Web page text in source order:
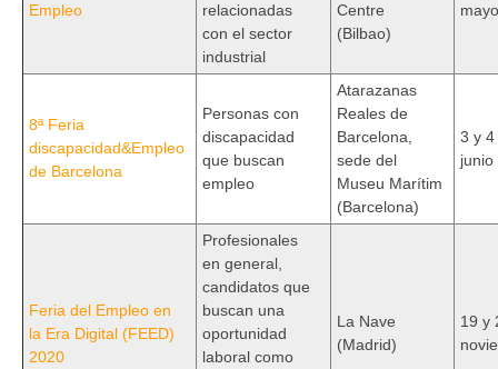
Empleo
relacionadas
con el sector
industrial
Centre
(Bilbao)
mayo
8ª Feria
discapacidad&Empleo
de Barcelona
Personas con
discapacidad
que buscan
empleo
Atarazanas
Reales de
Barcelona,
sede del
Museu Marítim
(Barcelona)
3 y 4
junio
Feria del Empleo en
la Era Digital (FEED)
2020
Profesionales
en general,
candidatos que
buscan una
oportunidad
laboral como
La Nave
(Madrid)
19 y